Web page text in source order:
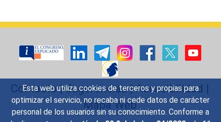
Esta web utiliza cookies de terceros y propias para
optimizar el servicio, no recaba ni cede datos de carácter
personal de los usuarios sin su conocimiento. Conforme a
Contacto|Sugerencias|Accesibilidad |
Mapa Web